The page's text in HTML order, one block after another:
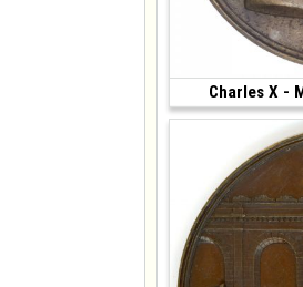
Charles X -
(1829 • 55.16 g • 51